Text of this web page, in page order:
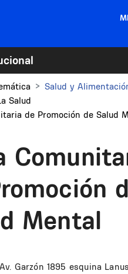
Salud y
Salud
de Promoción de Salud
Mental
Garzón 1895 esquina